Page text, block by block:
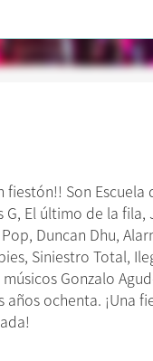
Son Escuela
El último de la fila,
Duncan Dhu,
Siniestro Total,
Gonzalo
ochenta. ¡Una